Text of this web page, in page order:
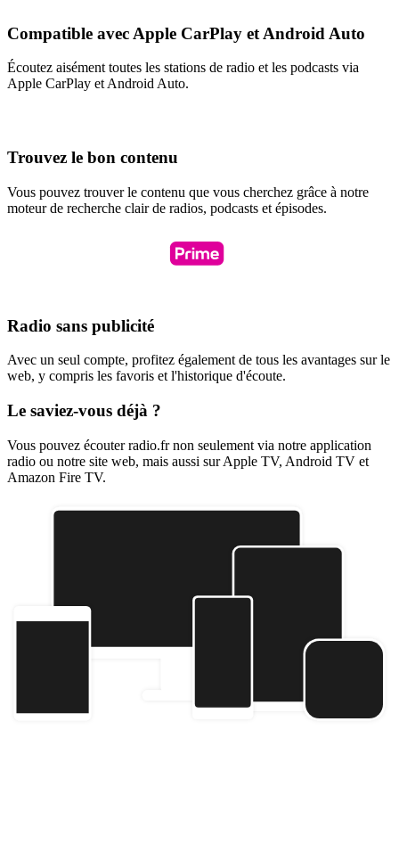
Compatible avec Apple CarPlay et Android Auto
Écoutez aisément toutes les stations de radio et les podcasts via
Apple CarPlay et Android Auto.
Trouvez le bon contenu
Vous pouvez trouver le contenu que vous cherchez grâce à notre
moteur de recherche clair de radios, podcasts et épisodes.
Radio sans publicité
Avec un seul compte, profitez également de tous les avantages sur le
web, y compris les favoris et l'historique d'écoute.
Le saviez-vous déjà ?
Vous pouvez écouter radio.fr non seulement via notre application
radio ou notre site web, mais aussi sur Apple TV, Android TV et
Amazon Fire TV.